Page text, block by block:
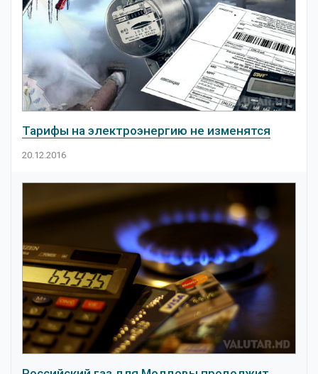
Тарифы на электроэнергию не изменятся
20.12.2016